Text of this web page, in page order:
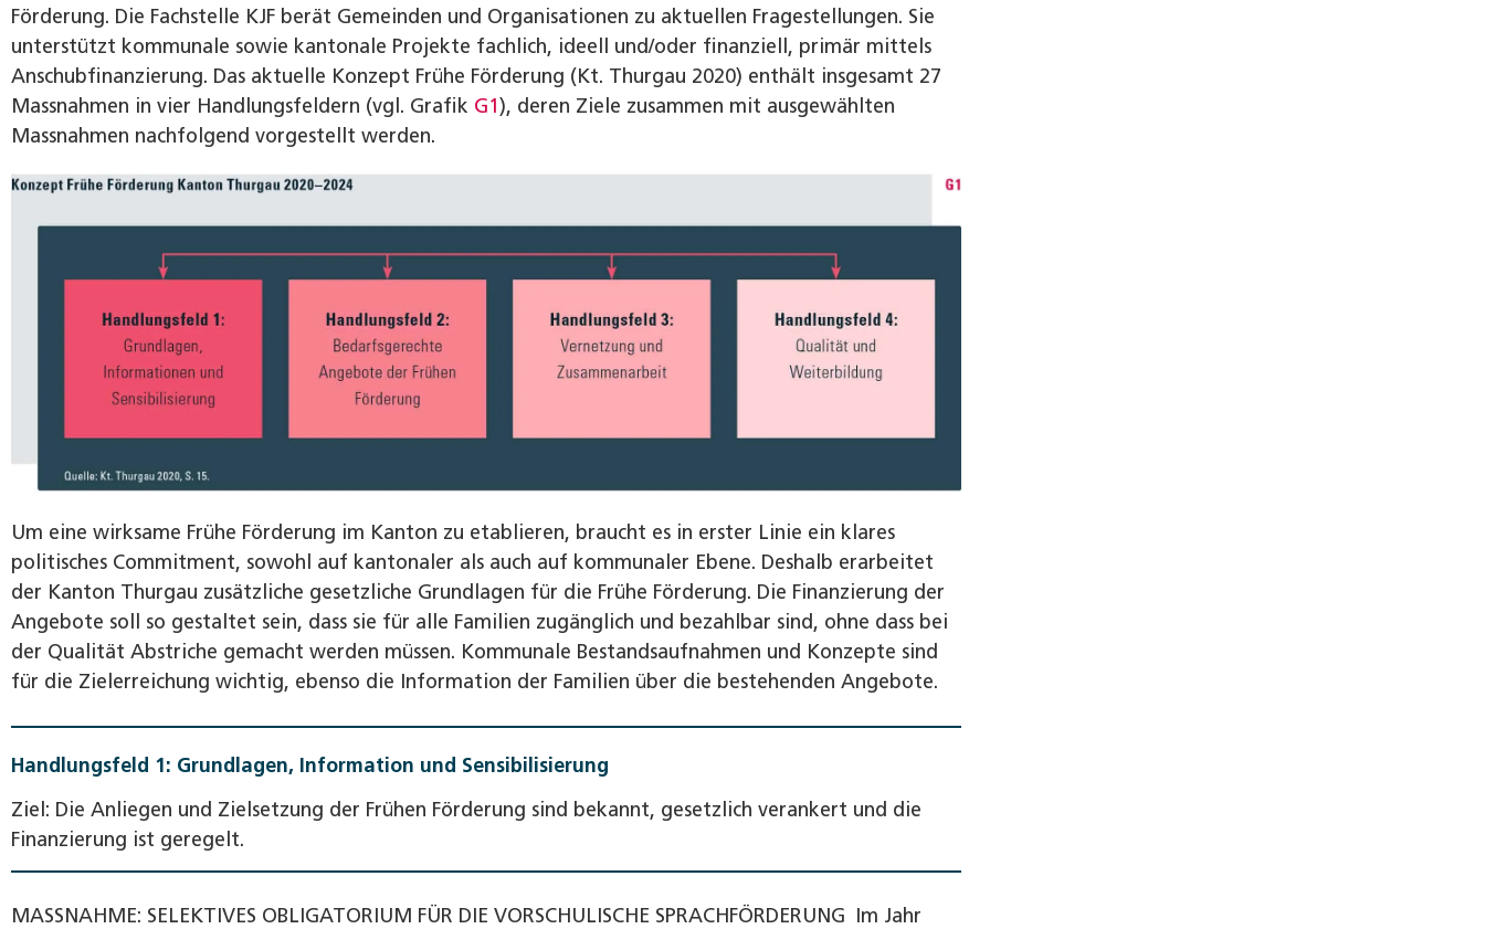
Förderung. Die Fachstelle KJF berät Gemeinden und Organisationen zu aktuellen Fragestellungen. Sie
unterstützt kommunale sowie kantonale Projekte fachlich, ideell und/oder finanziell, primär mittels
Anschubfinanzierung. Das aktuelle Konzept Frühe Förderung (Kt. Thurgau 2020) enthält insgesamt 27
Massnahmen in vier Handlungsfeldern (vgl. Grafik G1), deren Ziele zusammen mit ausgewählten
Massnahmen nachfolgend vorgestellt werden.
Um eine wirksame Frühe Förderung im Kanton zu etablieren, braucht es in erster Linie ein klares
politisches Commitment, sowohl auf kantonaler als auch auf kommunaler Ebene. Deshalb erarbeitet
der Kanton Thurgau zusätzliche gesetzliche Grundlagen für die Frühe Förderung. Die Finanzierung der
Angebote soll so gestaltet sein, dass sie für alle Familien zugänglich und bezahlbar sind, ohne dass bei
der Qualität Abstriche gemacht werden müssen. Kommunale Bestandsaufnahmen und Konzepte sind
für die Zielerreichung wichtig, ebenso die Information der Familien über die bestehenden Angebote.
Handlungsfeld 1: Grundlagen, Information und Sensibilisierung
Ziel: Die Anliegen und Zielsetzung der Frühen Förderung sind bekannt, gesetzlich verankert und die
Finanzierung ist geregelt.
MASSNAHME: SELEKTIVES OBLIGATORIUM FÜR DIE VORSCHULISCHE SPRACHFÖRDERUNG Im Jahr